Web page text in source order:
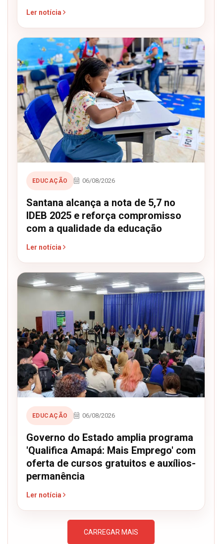
Ler notícia
EDUCAÇÃO 06/08/2026
Santana alcança a nota de 5,7 no
IDEB 2025 e reforça compromisso
com a qualidade da educação
Ler notícia
EDUCAÇÃO 06/08/2026
Governo do Estado amplia programa
'Qualifica Amapá: Mais Emprego' com
oferta de cursos gratuitos e auxílios-
permanência
Ler notícia
CARREGAR MAIS